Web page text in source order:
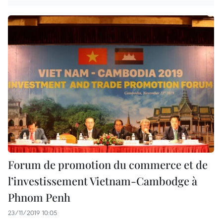
Forum de promotion du commerce et de
l’investissement Vietnam-Cambodge à
Phnom Penh
23/11/2019 10:05